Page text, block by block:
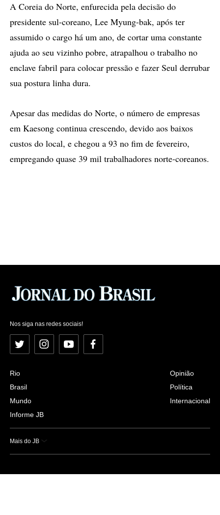
A Coreia do Norte, enfurecida pela decisão do
presidente sul-coreano, Lee Myung-bak, após ter
assumido o cargo há um ano, de cortar uma constante
ajuda ao seu vizinho pobre, atrapalhou o trabalho no
enclave fabril para colocar pressão e fazer Seul derrubar
sua postura linha dura.
Apesar das medidas do Norte, o número de empresas
em Kaesong continua crescendo, devido aos baixos
custos do local, e chegou a 93 no fim de fevereiro,
empregando quase 39 mil trabalhadores norte-coreanos.
Nos siga nas redes sociais!
Twitter InstagramYouTubeFacebook
Rio
Brasil
Mundo
Informe JB
Opinião
Política
Internacional
Mais do JB
Esportes